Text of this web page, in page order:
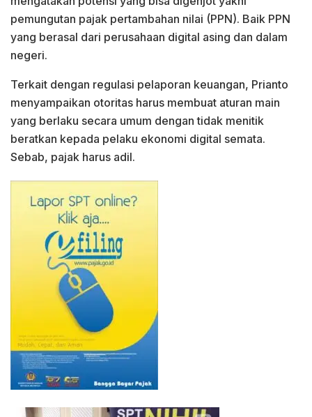
pemungutan pajak pertambahan nilai (PPN). Baik PPN
yang berasal dari perusahaan digital asing dan dalam
negeri.
Terkait dengan regulasi pelaporan keuangan, Prianto
menyampaikan otoritas harus membuat aturan main
yang berlaku secara umum dengan tidak menitik
beratkan kepada pelaku ekonomi digital semata.
Sebab, pajak harus adil.